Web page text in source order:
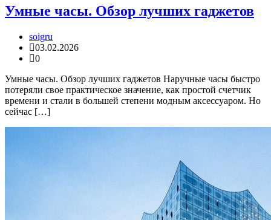
Умные часы. Обзор лучших гаджетов
soigru
03.02.2026
0
Умные часы. Обзор лучших гаджетов Наручные часы быстро
потеряли свое практическое значение, как простой счетчик
времени и стали в большей степени модным аксессуаром. Но
сейчас […]